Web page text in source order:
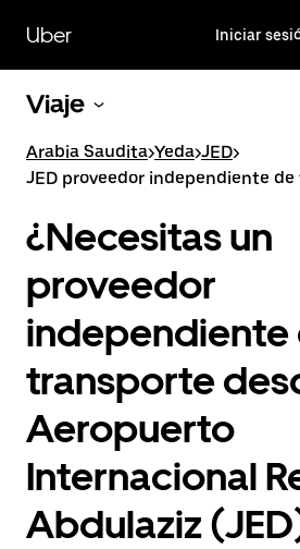
contenido
principal
Uber Iniciar
Viaje
Arabia Saudita>Yeda>JED>
JED proveedor independiente
¿Necesitas un
proveedor
independiente
transporte
Aeropuerto
Internacional
Abdulaziz